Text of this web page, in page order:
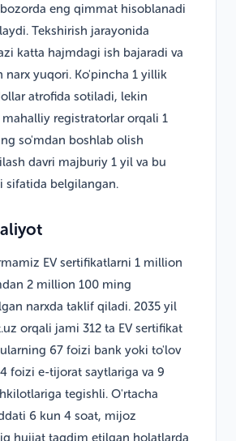
eng qimmat hisoblanadi
Tekshirish jarayonida
katta hajmdagi ish bajaradi va
narx yuqori. Ko'pincha 1 yillik
atrofida sotiladi, lekin
registratorlar orqali 1
so'mdan boshlab olish
davri majburiy 1 yil va bu
sifatida belgilangan.
EV sertifikatlarni 1 million
2 million 100 ming
narxda taklif qiladi. 2035 yil
orqali jami 312 ta EV sertifikat
67 foizi bank yoki to'lov
foizi e-tijorat saytlariga va 9
tegishli. O'rtacha
6 kun 4 soat, mijoz
hujjat taqdim etilgan holatlarda